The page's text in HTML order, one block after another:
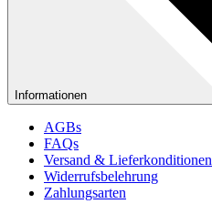
Informationen
AGBs
FAQs
Versand & Lieferkonditionen
Widerrufsbelehrung
Zahlungsarten